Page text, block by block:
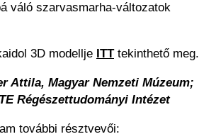
váló szarvasmarha-változatok
3D modellje ITTtekinthető meg.
Attila, Magyar Nemzeti Múzeum;
Régészettudományi Intézet
további résztvevői: